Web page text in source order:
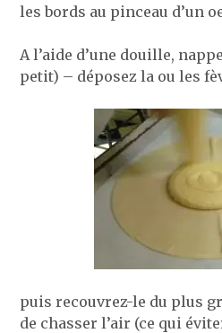
les bords au pinceau d’un
A l’aide d’une douille,
petit) – déposez la ou les
puis recouvrez-le du plus
de chasser l’air (ce qui